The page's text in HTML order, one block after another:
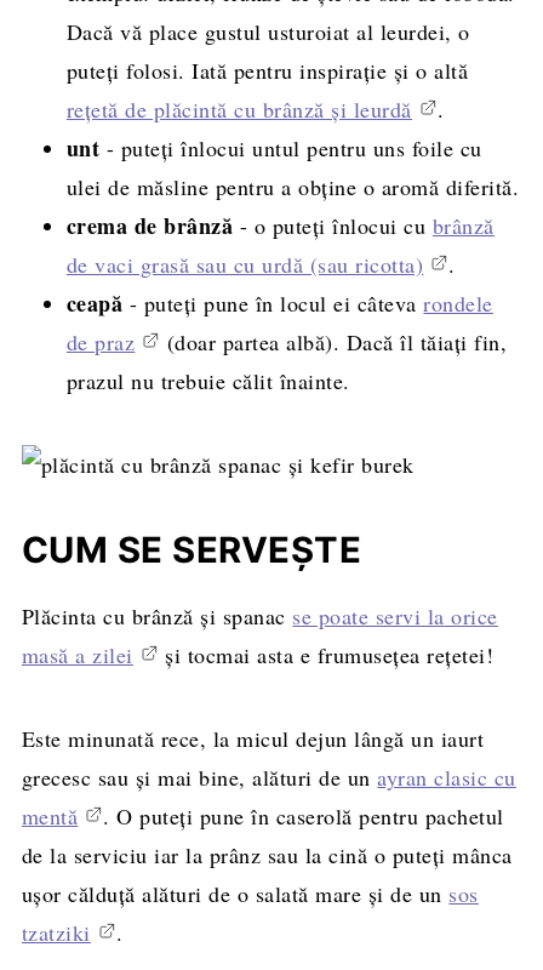
Dacă vă place gustul usturoiat al leurdei, o
puteți folosi. Iată pentru inspirație și o altă
rețetă de plăcintă cu brânză și leurdă
.
unt - puteți înlocui untul pentru uns foile cu
ulei de măsline pentru a obține o aromă diferită.
crema de brânză - o puteți înlocui cu brânză
de vaci grasă sau cu urdă (sau ricotta)
.
ceapă - puteți pune în locul ei câtevarondele
de praz
(doar partea albă). Dacă îl tăiați fin,
prazul nu trebuie călit înainte.
CUM SE SERVEȘTE
Plăcinta cu brânză și spanac se poate servi la orice
masă a zilei
și tocmai asta e frumusețea rețetei!
Este minunată rece, la micul dejun lângă un iaurt
grecesc sau și mai bine, alături de unayran clasic cu
mentă
. O puteți pune în caserolă pentru pachetul
de la serviciu iar la prânz sau la cină o puteți mânca
ușor călduță alături de o salată mare și de un sos
tzatziki
.